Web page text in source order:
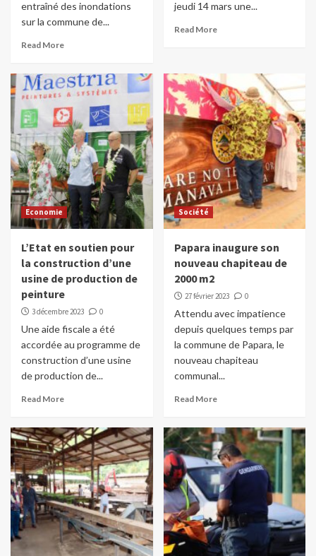
entraîné des inondations
sur la commune de...
Read More
jeudi 14 mars une...
Read More
Economie
L’Etat en soutien pour
la construction d’une
usine de production de
peinture
3 décembre 2023 0
Une aide fiscale a été
accordée au programme de
construction d’une usine
de production de...
Read More
Société
Papara inaugure son
nouveau chapiteau de
2000 m2
27 février 2023 0
Attendu avec impatience
depuis quelques temps par
la commune de Papara, le
nouveau chapiteau
communal...
Read More